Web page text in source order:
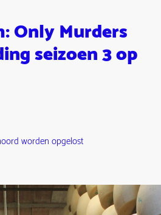
Only Murders
seizoen 3 op
worden opgelost